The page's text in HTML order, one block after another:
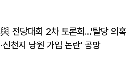
與 전당대회 2차 토론회…'탈당 의혹
·신천지 당원 가입 논란' 공방